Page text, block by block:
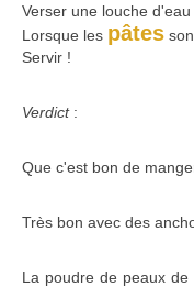
Verser une louche
Lorsque les pâtes
Servir !
Verdict:
Que c'est bon de
Très bon avec des
La poudre de peaux